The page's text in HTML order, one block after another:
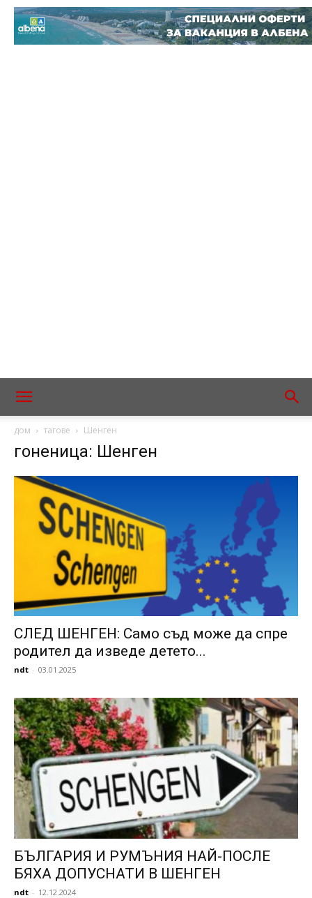
дом тагове Шенген
гоненица: Шенген
СЛЕД ШЕНГЕН: Само съд може да спре
родител да изведе детето...
ndt - 03.01.2025
БЪЛГАРИЯ И РУМЪНИЯ НАЙ-ПОСЛЕ
БЯХА ДОПУСНАТИ В ШЕНГЕН
ndt - 12.12.2024